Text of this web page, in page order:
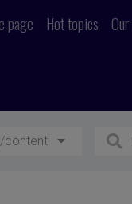
page Hot topics
content